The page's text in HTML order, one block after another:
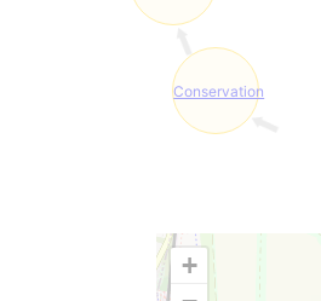
Conservation
+